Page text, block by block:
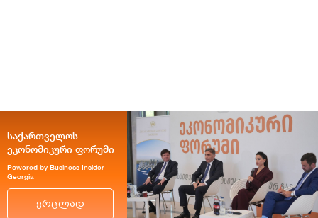
საქართველოს
ეკონომიკური ფორუმი
Powered by Business Insider
Georgia
ვრცლად